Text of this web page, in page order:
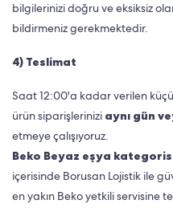
bilgilerinizi doğru ve eksiksiz
bildirmeniz gerekmektedir.
4) Teslimat
Saat 12:00'a kadar verilen
ürün siparişlerinizi aynı gün
etmeye çalışıyoruz.
Beko Beyaz eşya
içerisinde Borusan Lojistik ile
en yakın Beko yetkili servisine